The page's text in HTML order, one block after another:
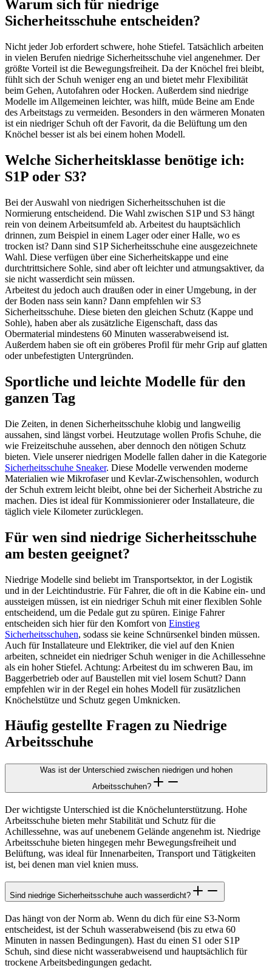
Warum sich für niedrige
Sicherheitsschuhe entscheiden?
Nicht jeder Job erfordert schwere, hohe Stiefel. Tatsächlich arbeiten
in vielen Berufen niedrige Sicherheitsschuhe viel angenehmer. Der
größte Vorteil ist die Bewegungsfreiheit. Da der Knöchel frei bleibt,
fühlt sich der Schuh weniger eng an und bietet mehr Flexibilität
beim Gehen, Autofahren oder Hocken. Außerdem sind niedrige
Modelle im Allgemeinen leichter, was hilft, müde Beine am Ende
des Arbeitstags zu vermeiden. Besonders in den wärmeren Monaten
ist ein niedriger Schuh oft der Favorit, da die Belüftung um den
Knöchel besser ist als bei einem hohen Modell.
Welche Sicherheitsklasse benötige ich:
S1P oder S3?
Bei der Auswahl von niedrigen Sicherheitsschuhen ist die
Normierung entscheidend. Die Wahl zwischen S1P und S3 hängt
rein von deinem Arbeitsumfeld ab. Arbeitest du hauptsächlich
drinnen, zum Beispiel in einem Lager oder einer Halle, wo es
trocken ist? Dann sind S1P Sicherheitsschuhe eine ausgezeichnete
Wahl. Diese verfügen über eine Sicherheitskappe und eine
durchtrittsichere Sohle, sind aber oft leichter und atmungsaktiver, da
sie nicht wasserdicht sein müssen.
Arbeitest du jedoch auch draußen oder in einer Umgebung, in der
der Boden nass sein kann? Dann empfehlen wir S3
Sicherheitsschuhe. Diese bieten den gleichen Schutz (Kappe und
Sohle), haben aber als zusätzliche Eigenschaft, dass das
Obermaterial mindestens 60 Minuten wasserabweisend ist.
Außerdem haben sie oft ein gröberes Profil für mehr Grip auf glatten
oder unbefestigten Untergründen.
Sportliche und leichte Modelle für den
ganzen Tag
Die Zeiten, in denen Sicherheitsschuhe klobig und langweilig
aussahen, sind längst vorbei. Heutzutage wollen Profis Schuhe, die
wie Freizeitschuhe aussehen, aber dennoch den nötigen Schutz
bieten. Viele unserer niedrigen Modelle fallen daher in die Kategorie
Sicherheitsschuhe Sneaker. Diese Modelle verwenden moderne
Materialien wie Mikrofaser und Kevlar-Zwischensohlen, wodurch
der Schuh extrem leicht bleibt, ohne bei der Sicherheit Abstriche zu
machen. Dies ist ideal für Kommissionierer oder Installateure, die
täglich viele Kilometer zurücklegen.
Für wen sind niedrige Sicherheitsschuhe
am besten geeignet?
Niedrige Modelle sind beliebt im Transportsektor, in der Logistik
und in der Leichtindustrie. Für Fahrer, die oft in die Kabine ein- und
aussteigen müssen, ist ein niedriger Schuh mit einer flexiblen Sohle
entscheidend, um die Pedale gut zu spüren. Einige Fahrer
entscheiden sich hier für den Komfort von Einstieg
Sicherheitsschuhen, sodass sie keine Schnürsenkel binden müssen.
Auch für Installateure und Elektriker, die viel auf den Knien
arbeiten, schneidet ein niedriger Schuh weniger in die Achillessehne
als ein hoher Stiefel. Achtung: Arbeitest du im schweren Bau, im
Baggerbetrieb oder auf Baustellen mit viel losem Schutt? Dann
empfehlen wir in der Regel ein hohes Modell für zusätzlichen
Knöchelstütze und Schutz gegen Umknicken.
Häufig gestellte Fragen zu Niedrige
Arbeitsschuhe
Was ist der Unterschied zwischen niedrigen und hohen
Arbeitsschuhen?
Der wichtigste Unterschied ist die Knöchelunterstützung. Hohe
Arbeitsschuhe bieten mehr Stabilität und Schutz für die
Achillessehne, was auf unebenem Gelände angenehm ist. Niedrige
Arbeitsschuhe bieten hingegen mehr Bewegungsfreiheit und
Belüftung, was ideal für Innenarbeiten, Transport und Tätigkeiten
ist, bei denen man viel knien muss.
Sind niedrige Sicherheitsschuhe auch wasserdicht?
Das hängt von der Norm ab. Wenn du dich für eine S3-Norm
entscheidest, ist der Schuh wasserabweisend (bis zu etwa 60
Minuten in nassen Bedingungen). Hast du einen S1 oder S1P
Schuh, sind diese nicht wasserabweisend und hauptsächlich für
trockene Arbeitsbedingungen gedacht.